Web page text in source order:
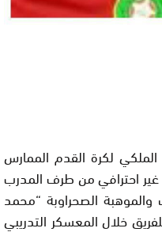
لكرة القدم الممارس
غير احترافي من طرف المدرب
الصحراوبة “محمد
خلال المعسكر التدريبي